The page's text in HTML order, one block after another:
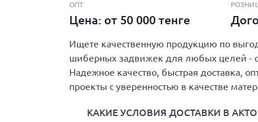
ОПТ
Цена: от 50 000 тенге
Ищете качественную продукцию по
шиберных задвижек для любых целей -
Надежное качество, быстрая доставка,
проекты с уверенностью в качестве
КАКИЕ УСЛОВИЯ ДОСТАВКИ В